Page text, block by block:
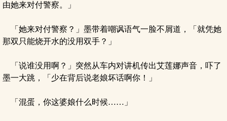
由她来对付警察。」
「她来对付警察？」墨带着嘲讽语气一脸不屑道，「就凭她
那双只能烧开水的没用双手？」
「说谁没用啊？」突然从车内对讲机传出艾莲娜声音，吓了
墨一大跳，「少在背后说老娘坏话啊你！」
「混蛋，你这婆娘什么时候……」